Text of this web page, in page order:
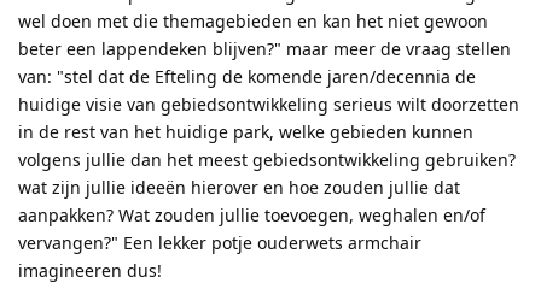
wel doen met die themagebieden en kan het niet gewoon
beter een lappendeken blijven?" maar meer de vraag stellen
van: "stel dat de Efteling de komende jaren/decennia de
huidige visie van gebiedsontwikkeling serieus wilt doorzetten
in de rest van het huidige park, welke gebieden kunnen
volgens jullie dan het meest gebiedsontwikkeling gebruiken?
wat zijn jullie ideeën hierover en hoe zouden jullie dat
aanpakken? Wat zouden jullie toevoegen, weghalen en/of
vervangen?" Een lekker potje ouderwets armchair
imagineeren dus!